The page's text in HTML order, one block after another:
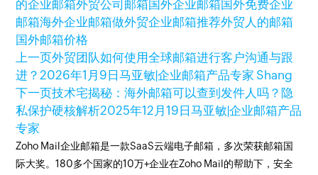
的企业邮箱外贸公司邮箱国外企业邮箱国外免费企业
邮箱海外企业邮箱做外贸企业邮箱推荐外贸人的邮箱
国外邮箱价格
上一页外贸团队如何使用全球邮箱进行客户沟通与跟
进？2026年1月9日马亚敏|企业邮箱产品专家 Shang
下一页技术宅揭秘：海外邮箱可以查到发件人吗？隐
私保护硬核解析2025年12月19日马亚敏|企业邮箱产品
专家
Zoho Mail企业邮箱是一款SaaS云端电子邮箱，多次荣获邮箱国
际大奖。180多个国家的10万+企业在Zoho Mail的帮助下，安全